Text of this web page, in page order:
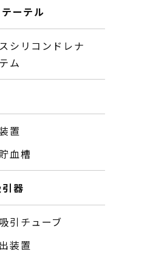
ーテル
シリコンドレナ
ム
置
血槽
器
引チューブ
装置